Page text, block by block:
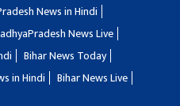
News in Hindi
News Live
Bihar News Today
in Hindi Bihar News Live